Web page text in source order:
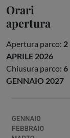
Orari
apertura
Apertura parco: 2
APRILE 2026
Chiusura parco: 6
GENNAIO 2027